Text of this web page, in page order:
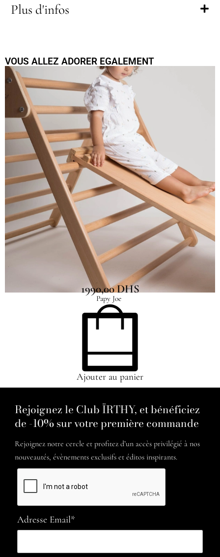
Plus d'infos
VOUS ALLEZ ADORER EGALEMENT
Triangle de Pikler
Papy Joe
1990,00DHS
Ajouter au panier
Rejoignez le Club ÏRTHY, et bénéficiez
de -10% sur votre première commande
Rejoignez notre cercle et profitez d’un accès privilégié à nos
nouveautés, évènements exclusifs et éditos inspirants.
Adresse Email*